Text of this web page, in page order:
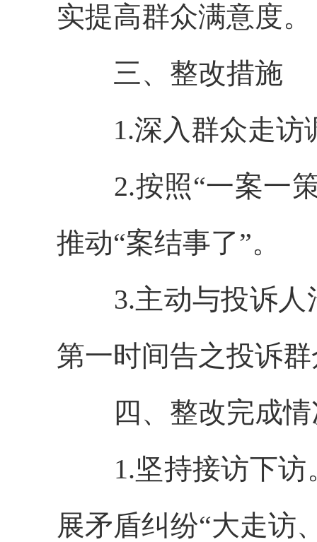
实提高群众满意度。
三、整改措施
1.深入群众走
2.按照“一案一
推动“案结事了”。
3.主动与投诉
第一时间告之投诉
四、整改完成
1.坚持接访下
展矛盾纠纷“大走访